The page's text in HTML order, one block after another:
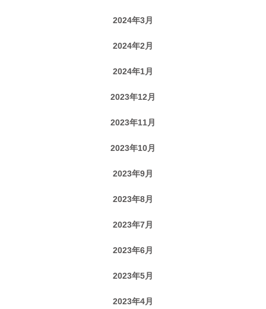
2024年3月
2024年2月
2024年1月
2023年12月
2023年11月
2023年10月
2023年9月
2023年8月
2023年7月
2023年6月
2023年5月
2023年4月